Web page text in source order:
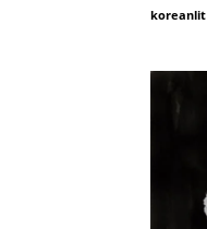
koreanlit